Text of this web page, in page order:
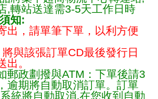
,轉站送達需3-5天工作日時
知:
出，請單筆下單，以利方便
與該張訂單CD最後發行日
出。
郵政劃撥與ATM：下單後請3
逾期將自動取消訂單。訂單
統將自動取消,在您收到自動